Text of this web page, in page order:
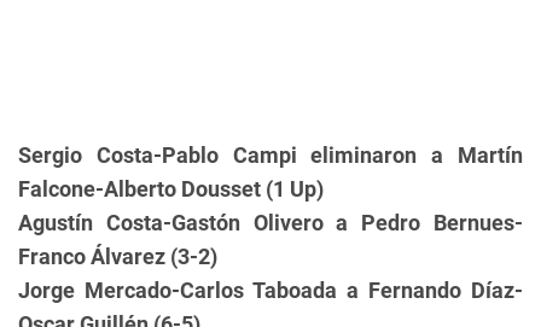
Sergio Costa-Pablo Campi eliminaron a Martín
Falcone-Alberto Dousset (1 Up)
Agustín Costa-Gastón Olivero a Pedro Bernues-
Franco Álvarez (3-2)
Jorge Mercado-Carlos Taboada a Fernando Díaz-